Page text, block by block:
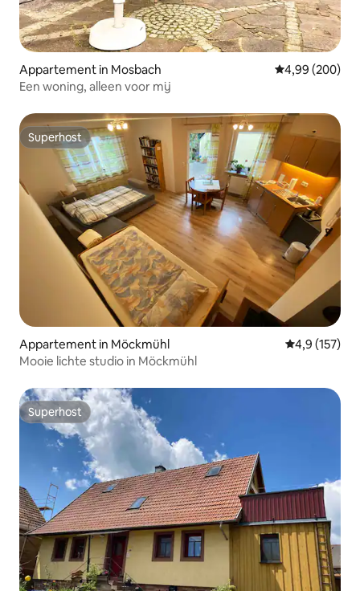
Appartement in Mosbach Gemiddelde
4,99 (200)
Een woning, alleen voor mij
Superhost
Superhost
Appartement in Möckmühl Gemiddelde
4,9 (157)
Mooie lichte studio in Möckmühl
Superhost
Superhost